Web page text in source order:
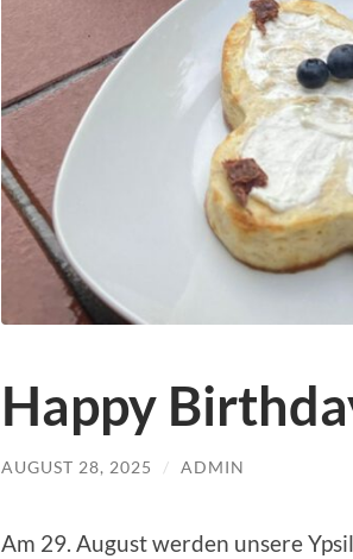
Happy
AUGUST 28, 2025 / ADMIN
Am 29. August werden unsere